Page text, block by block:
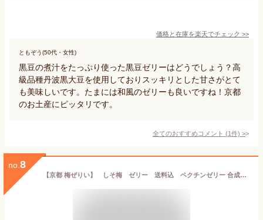
価格と在庫を楽天でチェック >>
ともぞう(50代・女性)
黒豆の煮汁をたっぷり使った黒豆ゼリーはどうでしょう？高
級品種丹波黒大豆を使用しておりスッキリとした甘さがとて
も美味しいです。たまには和風のゼリーも良いですね！京都
のお土産にピッタリです。
全てのおすすめコメント (1件) >
no. 8
【京都 梅ぜりい】 しそ梅 ゼリー 送料込 ペクチンゼリー 合成着色料 保存料不使用 フルーツ 果実 スイーツ お菓子 おやつ 個包装 ギフト おすすめ こだわり 【6月～10月頃はクール便】